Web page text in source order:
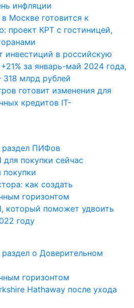
инфляции
Москве готовится к
проект КРТ с гостиницей,
инвестиций в российскую
за январь-май 2024 года,
млрд рублей
готовит изменения для
кредитов IT-
для покупки сейчас
покупки
как создать
горизонтом
который поможет удвоить
году
горизонтом
Hathaway после ухода